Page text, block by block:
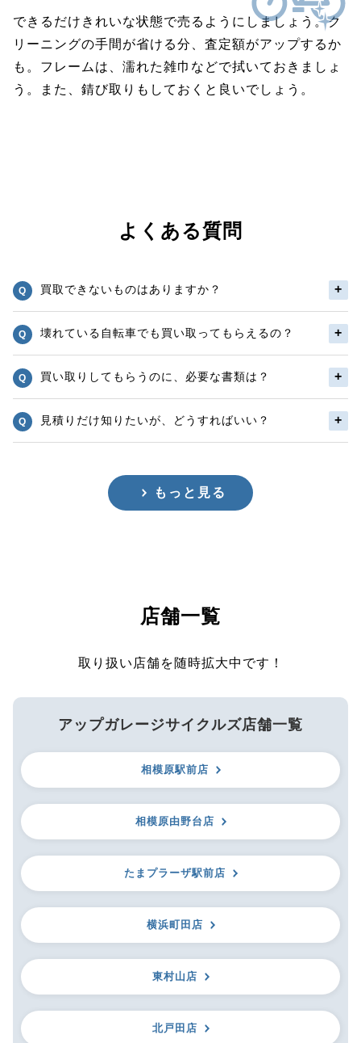
できるだけきれいな状態で売るようにしましょう。ク
リーニングの手間が省ける分、査定額がアップするか
も。フレームは、濡れた雑巾などで拭いておきましょ
う。また、錆び取りもしておくと良いでしょう。
よくある質問
買取できないものはありますか？
壊れている自転車でも買い取ってもらえるの？
買い取りしてもらうのに、必要な書類は？
見積りだけ知りたいが、どうすればいい？
もっと見る
店舗一覧
取り扱い店舗を随時拡大中です！
アップガレージサイクルズ店舗一覧
相模原駅前店
相模原由野台店
たまプラーザ駅前店
横浜町田店
東村山店
北戸田店